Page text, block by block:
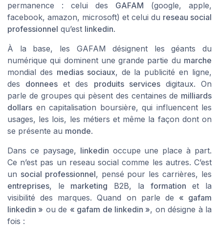
permanence : celui des GAFAM (google, apple,
facebook, amazon, microsoft) et celui du reseau social
professionnel qu’est linkedin.
À la base, les GAFAM désignent les géants du
numérique qui dominent une grande partie du marche
mondial des medias sociaux, de la publicité en ligne,
des donnees et des produits servicesdigitaux. On
parle de groupes qui pèsent des centaines de milliards
dollars en capitalisation boursière, qui influencent les
usages, les lois, les métiers et même la façon dont on
se présente au monde.
Dans ce paysage, linkedin occupe une place à part.
Ce n’est pas un reseau social comme les autres. C’est
un social professionnel, pensé pour les carrières, les
entreprises, le marketing B2B, la formation et la
visibilité des marques. Quand on parle de « gafam
linkedin » ou de « gafam de linkedin », on désigne à la
fois :